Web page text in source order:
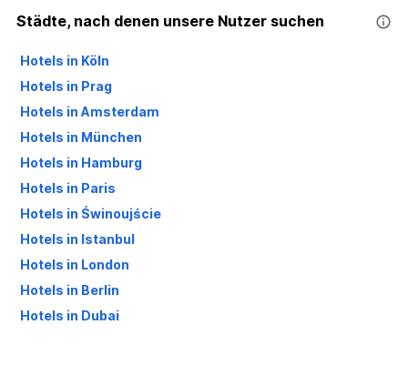
Städte, nach denen unsere Nutzer suchen
Hotels in Köln
Hotels in Prag
Hotels in Amsterdam
Hotels in München
Hotels in Hamburg
Hotels in Paris
Hotels in Świnoujście
Hotels in Istanbul
Hotels in London
Hotels in Berlin
Hotels in Dubai